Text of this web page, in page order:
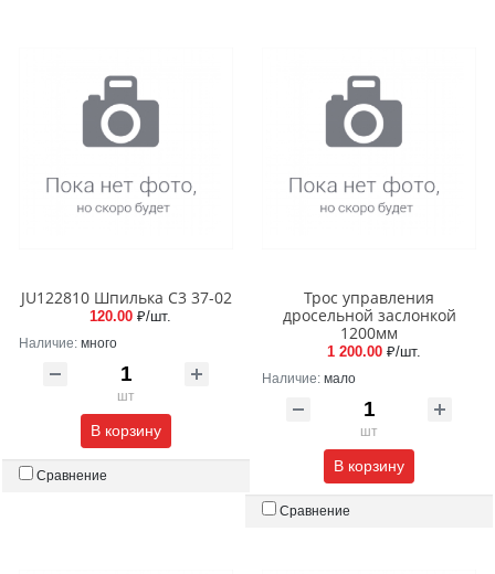
JU122810 Шпилька C3 37-02
120.00 ₽/шт.
Наличие: много
шт
В корзину
Сравнение
Трос управления
дросельной заслонкой
1200мм
1 200.00 ₽/шт.
Наличие: мало
шт
В корзину
Сравнение